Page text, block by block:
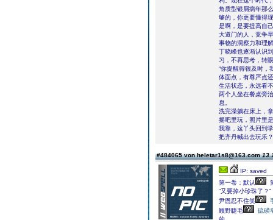
角质型银屑病年那
够的，你更要懂得
是啊，是要提高自
大道门的人，竞争
事物的洞察力和理
丁晓峰也逐渐认识
习，不再思考，转
“你提醒得很及时，
体面点，有尊严点
生活状态，永远看
两个人坐在餐桌旁
息。
洗完澡躺在床上，
摇吧里玩，照片里
我靠，这丫头回到
把齐丹喊出去玩乐？
#484065 von heletar1s8@163.com
IP: saved
第一卷：默认
“又要掉小珍珠了？”
尹恩忍不住笑
顾野睫毛
硫磺